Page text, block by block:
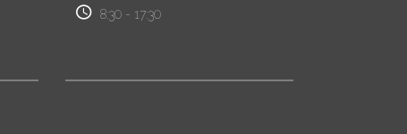
8:30 - 17:30